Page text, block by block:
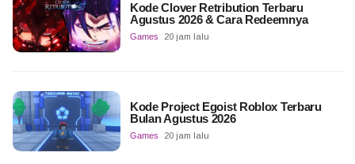
Kode Clover Retribution Terbaru
Agustus 2026 & Cara Redeemnya
Games 20 jam lalu
Kode Project Egoist Roblox Terbaru
Bulan Agustus 2026
Games 20 jam lalu